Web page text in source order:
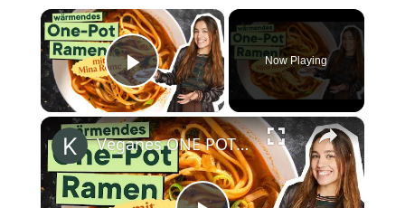
×
Play Video
Now Playing
×
Veganes ONE POT RAMEN: @Mina_Rome kocht ihr Lieblings-Comfort Food